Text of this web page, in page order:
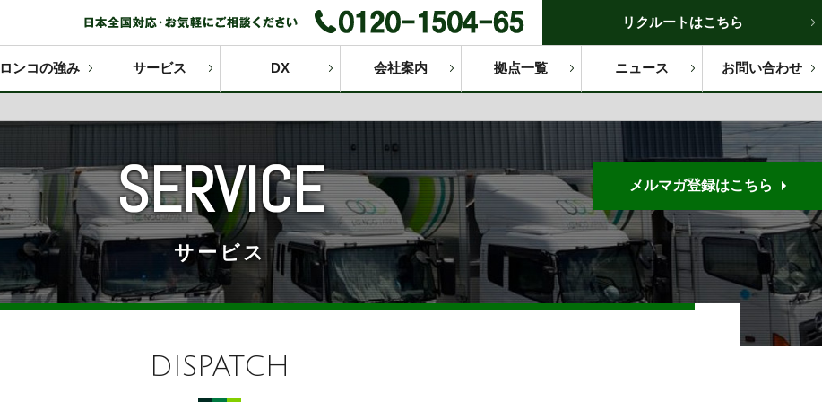
リクルートはこちら
ロンコの強み サービス DX 会社案内 拠点一覧 ニュース お問い合わせ
SERVICE
サービス
DISPATCH
メルマガ登録はこちら